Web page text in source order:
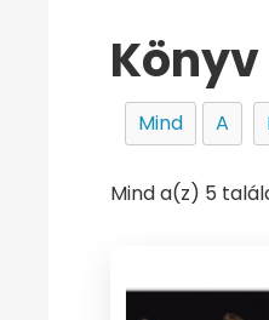
Könyv
Mind A
Mind a(z) 5